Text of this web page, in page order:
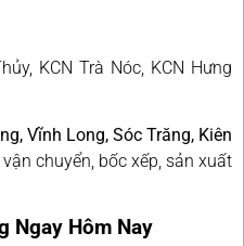
KCN Trà Nóc, KCN Hưng
Vĩnh Long, Sóc Trăng, Kiên
chuyển, bốc xếp, sản xuất
Ngay Hôm Nay